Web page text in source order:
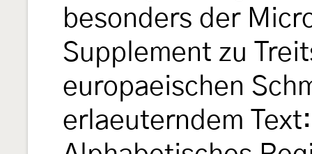
besonders der
Supplement zu
europaeischen
erlaeuterndem